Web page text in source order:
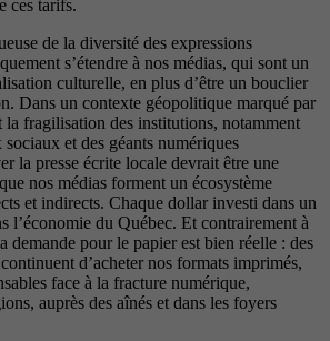
ces tarifs.
de la diversité des expressions
s’étendre à nos médias, qui sont un
culturelle, en plus d’être un bouclier
Dans un contexte géopolitique marqué par
la fragilisation des institutions, notamment
sociaux et des géants numériques
la presse écrite locale devrait être une
nos médias forment un écosystème
et indirects. Chaque dollar investi dans un
l’économie du Québec. Et contrairement à
demande pour le papier est bien réelle : des
d’acheter nos formats imprimés,
face à la fracture numérique,
auprès des aînés et dans les foyers